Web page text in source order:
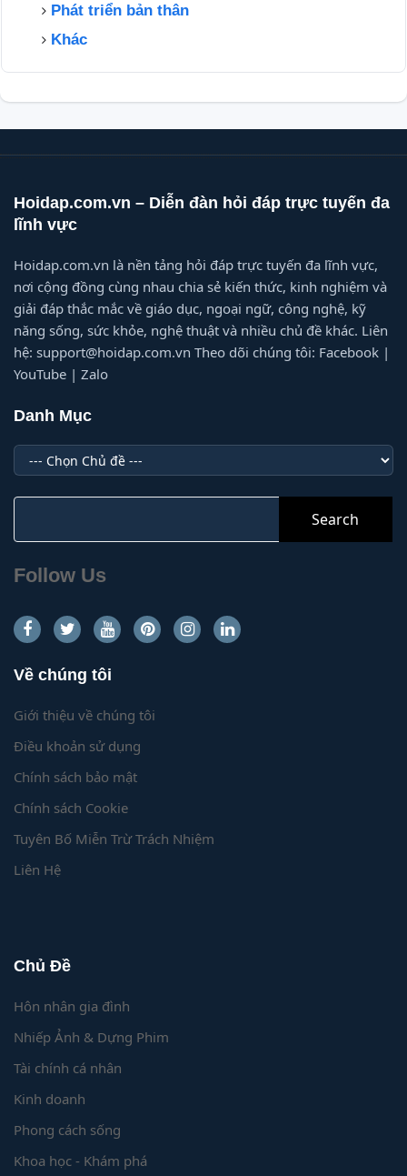
Phát triển bản thân
Khác
Hoidap.com.vn – Diễn đàn hỏi đáp trực tuyến đa
lĩnh vực
Hoidap.com.vn là nền tảng hỏi đáp trực tuyến đa lĩnh vực,
nơi cộng đồng cùng nhau chia sẻ kiến thức, kinh nghiệm và
giải đáp thắc mắc về giáo dục, ngoại ngữ, công nghệ, kỹ
năng sống, sức khỏe, nghệ thuật và nhiều chủ đề khác. Liên
hệ: support@hoidap.com.vn Theo dõi chúng tôi: Facebook |
YouTube | Zalo
Danh Mục
Danh
Mục
Search
Follow Us
Về chúng tôi
Giới thiệu về chúng tôi
Điều khoản sử dụng
Chính sách bảo mật
Chính sách Cookie
Tuyên Bố Miễn Trừ Trách Nhiệm
Liên Hệ
Chủ Đề
Hôn nhân gia đình
Nhiếp Ảnh & Dựng Phim
Tài chính cá nhân
Kinh doanh
Phong cách sống
Khoa học - Khám phá